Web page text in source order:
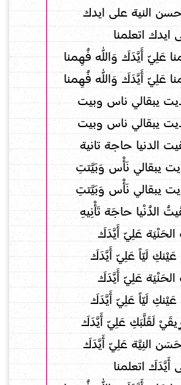
النية على ايدك
ايدك اتعلمنا
عَلِيّ أَيَّدَكَ وَاللّٰه فُهِمنا
عَلِيّ أَيَّدَكَ وَاللّٰه فُهِمنا
يبقالي ناس وبيت
يبقالي ناس وبيت
الدنيا حاجة تانية
يبقالي نَأْس وَبَيَّتتِ
يبقالي نَأْس وَبَيَّتتِ
الدُنْيا حاجَة تَأْنِيهِ
الحَنْيَة عَلِيّ أَيَّدَكَ
لَيّاً عَلِيّ أَيَّدَكَ
الحَنْيَة عَلِيّ أَيَّدَكَ
لَيّاً عَلِيّ أَيَّدَكَ
لَقَلَّبَكِ عَلِيّ أَيَّدَكَ
النِيَّة عَلِيّ أَيَّدَكَ
أَيَّدَكَ اتعلمنا